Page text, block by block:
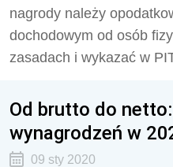
nagrody należy
dochodowym od osób
zasadach i wykazać w
Od brutto do
wynagrodzeń w
09 sty 2020